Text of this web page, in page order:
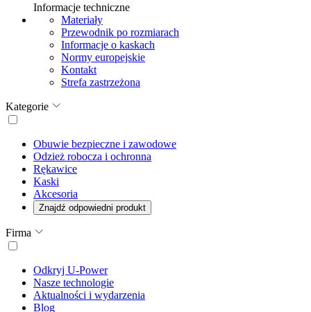
Informacje techniczne
Materiały
Przewodnik po rozmiarach
Informacje o kaskach
Normy europejskie
Kontakt
Strefa zastrzeżona
Kategorie
Obuwie bezpieczne i zawodowe
Odzież robocza i ochronna
Rękawice
Kaski
Akcesoria
Znajdź odpowiedni produkt
Firma
Odkryj U-Power
Nasze technologie
Aktualności i wydarzenia
Blog